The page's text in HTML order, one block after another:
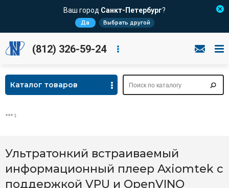
Ваш город Санкт-Петербург?
Да Выбрать другой
(812) 326-59-24
Каталог товаров
Ультратонкий встраиваемый
информационный плеер Axiomtek с
поддержкой VPU и OpenVINO